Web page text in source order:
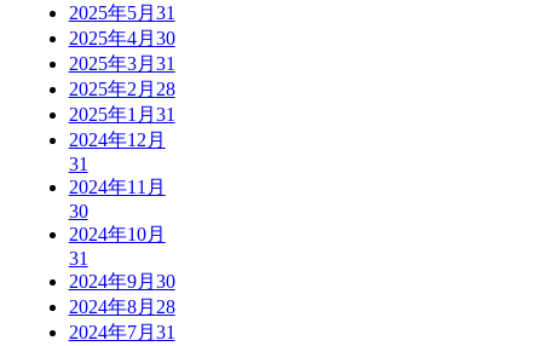
2025年5月 31
2025年4月 30
2025年3月 31
2025年2月 28
2025年1月 31
2024年12月
31
2024年11月
30
2024年10月
31
2024年9月 30
2024年8月 28
2024年7月 31